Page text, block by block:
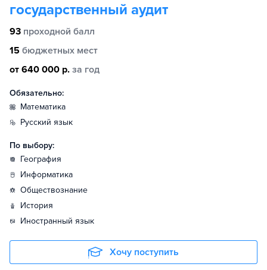
государственный аудит
93 проходной балл
15 бюджетных мест
от 640 000 р. за год
Обязательно:
математика
русский язык
По выбору:
география
информатика
обществознание
история
иностранный язык
Хочу поступить